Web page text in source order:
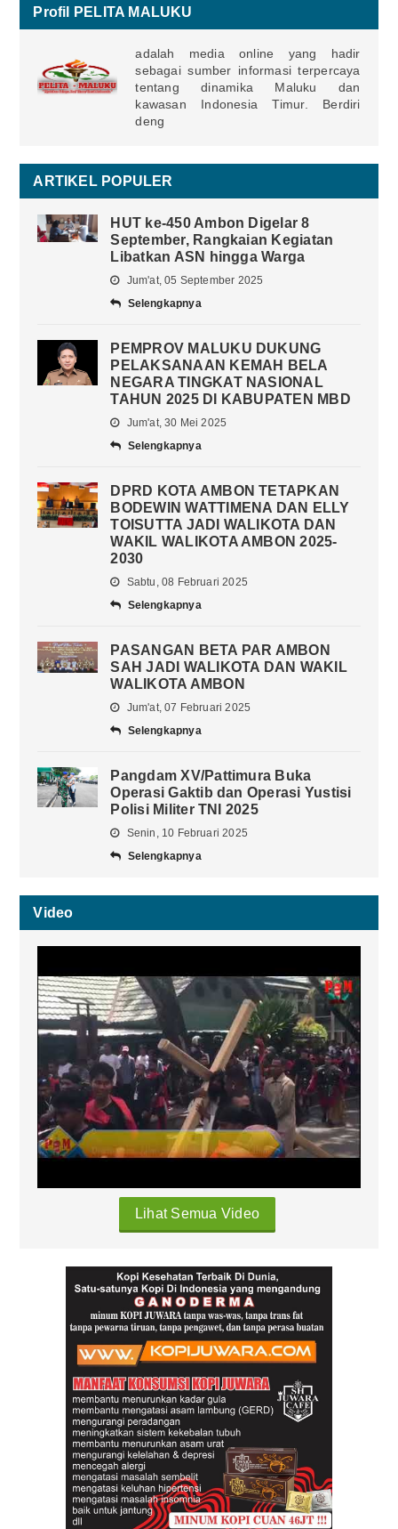
Profil PELITA MALUKU
adalah media online yang hadir
sebagai sumber informasi terpercaya
tentang dinamika Maluku dan
kawasan Indonesia Timur. Berdiri
deng
ARTIKEL POPULER
HUT ke-450 Ambon Digelar 8
September, Rangkaian Kegiatan
Libatkan ASN hingga Warga
Jum'at, 05 September 2025
Selengkapnya
PEMPROV MALUKU DUKUNG
PELAKSANAAN KEMAH BELA
NEGARA TINGKAT NASIONAL
TAHUN 2025 DI KABUPATEN MBD
Jum'at, 30 Mei 2025
Selengkapnya
DPRD KOTA AMBON TETAPKAN
BODEWIN WATTIMENA DAN ELLY
TOISUTTA JADI WALIKOTA DAN
WAKIL WALIKOTA AMBON 2025-
2030
Sabtu, 08 Februari 2025
Selengkapnya
PASANGAN BETA PAR AMBON
SAH JADI WALIKOTA DAN WAKIL
WALIKOTA AMBON
Jum'at, 07 Februari 2025
Selengkapnya
Pangdam XV/Pattimura Buka
Operasi Gaktib dan Operasi Yustisi
Polisi Militer TNI 2025
Senin, 10 Februari 2025
Selengkapnya
Video
Lihat Semua Video